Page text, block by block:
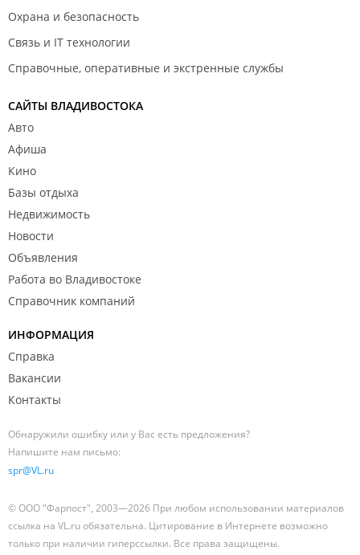
Охрана и безопасность
Связь и IT технологии
Справочные, оперативные и экстренные службы
САЙТЫ ВЛАДИВОСТОКА
Авто
Афиша
Кино
Базы отдыха
Недвижимость
Новости
Объявления
Работа во Владивостоке
Справочник компаний
ИНФОРМАЦИЯ
Справка
Вакансии
Контакты
Обнаружили ошибку или у Вас есть предложения?
Напишите нам письмо:
spr@VL.ru
© ООО "Фарпост", 2003—2026 При любом использовании материалов
ссылка на VL.ru обязательна. Цитирование в Интернете возможно
только при наличии гиперссылки. Все права защищены.